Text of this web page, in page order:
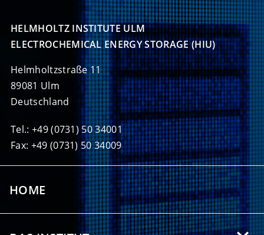
HELMHOLTZ INSTITUTE ULM
ELECTROCHEMICAL ENERGY STORAGE (HIU)
Helmholtzstraße 11
89081 Ulm
Deutschland
Tel.: +49 (0731) 50 34001
Fax: +49 (0731) 50 34009
HOME